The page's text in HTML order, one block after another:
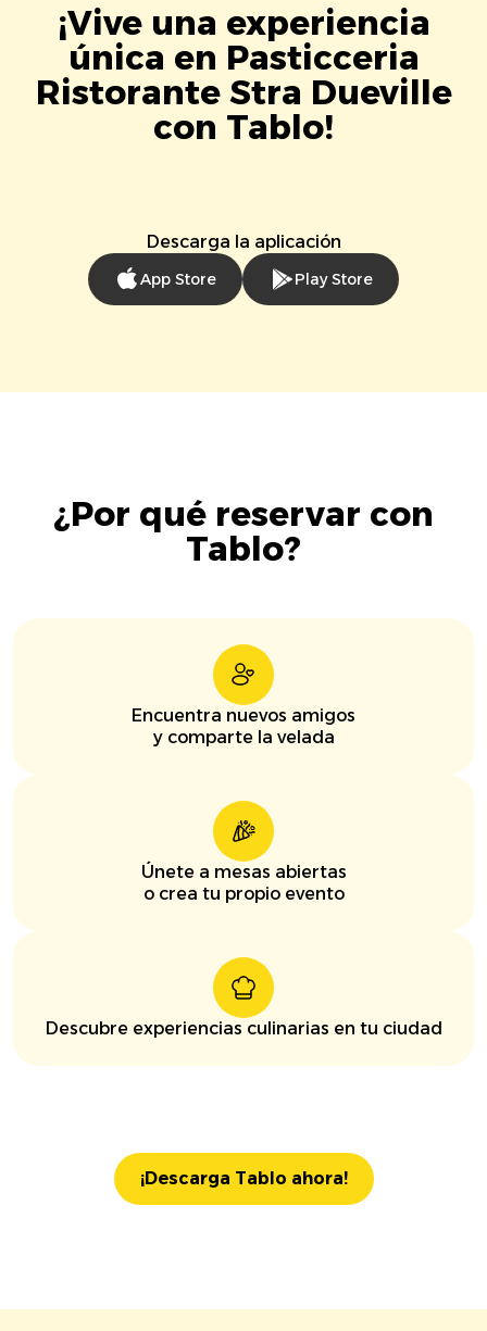
¡Vive una experiencia
única en Pasticceria
Ristorante Stra Dueville
con Tablo!
Descarga la aplicación
App Store Play Store
¿Por qué reservar con
Tablo?
Encuentra nuevos amigos
y comparte la velada
Únete a mesas abiertas
o crea tu propio evento
Descubre experiencias culinarias en tu ciudad
¡Descarga Tablo ahora!